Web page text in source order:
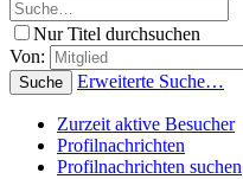
Nur Titel durchsuchen
Von:
Suche Erweiterte Suche…
Zurzeit aktive Besucher
Profilnachrichten
Profilnachrichten suchen